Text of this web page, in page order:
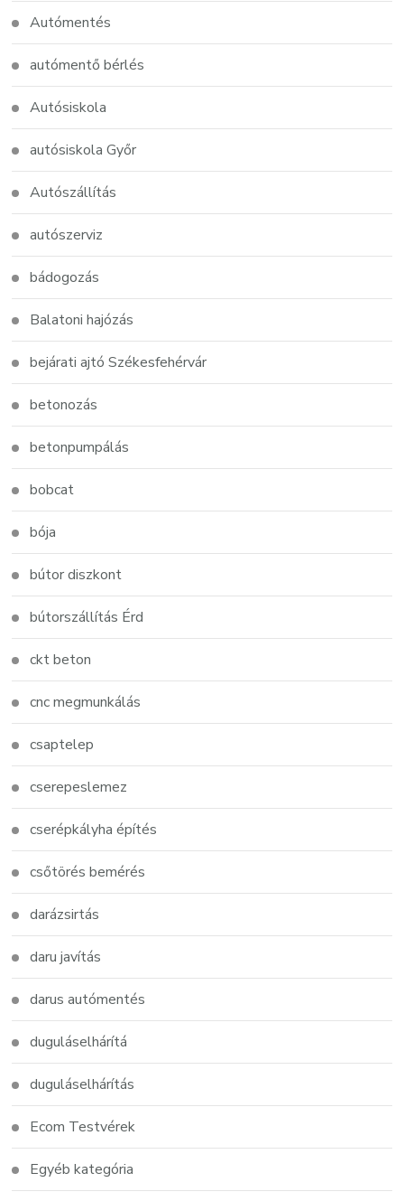
Autómentés
autómentő bérlés
Autósiskola
autósiskola Győr
Autószállítás
autószerviz
bádogozás
Balatoni hajózás
bejárati ajtó Székesfehérvár
betonozás
betonpumpálás
bobcat
bója
bútor diszkont
bútorszállítás Érd
ckt beton
cnc megmunkálás
csaptelep
cserepeslemez
cserépkályha építés
csőtörés bemérés
darázsirtás
daru javítás
darus autómentés
duguláselhárítá
duguláselhárítás
Ecom Testvérek
Egyéb kategória